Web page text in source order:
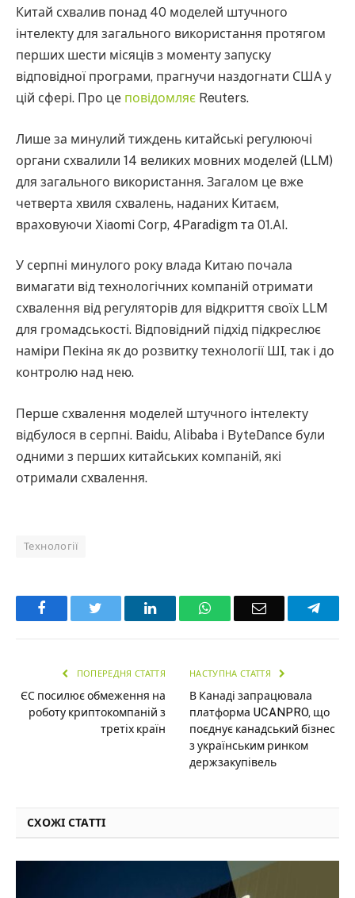
Китай схвалив понад 40 моделей штучного
інтелекту для загального використання протягом
перших шести місяців з моменту запуску
відповідної програми, прагнучи наздогнати США у
цій сфері. Про це повідомляє Reuters.
Лише за минулий тиждень китайські регулюючі
органи схвалили 14 великих мовних моделей (LLM)
для загального використання. Загалом це вже
четверта хвиля схвалень, наданих Китаєм,
враховуючи Xiaomi Corp, 4Paradigm та 01.AI.
У серпні минулого року влада Китаю почала
вимагати від технологічних компаній отримати
схвалення від регуляторів для відкриття своїх LLM
для громадськості. Відповідний підхід підкреслює
наміри Пекіна як до розвитку технології ШІ, так і до
контролю над нею.
Перше схвалення моделей штучного інтелекту
відбулося в серпні. Baidu, Alibaba і ByteDance були
одними з перших китайських компаній, які
отримали схвалення.
Технології
Facebook LinkedInWhatsAppEmail
ПОПЕРЕДНЯ СТАТТЯ
ЄС посилює обмеження на
роботу криптокомпаній з
третіх країн
НАСТУПНА СТАТТЯ
В Канаді запрацювала
платформа UCANPRO, що
поєднує канадський бізнес
з українським ринком
держзакупівель
СХОЖІ СТАТТІ